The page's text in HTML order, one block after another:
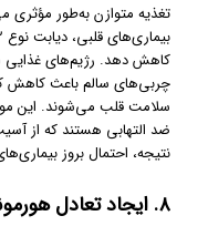
تغذیه متوازن به‌طور مؤثری
کاهش دهد. رژیم‌های غذایی
سلامت قلب می‌شوند. این
ضد التهابی هستند که از
نتیجه، احتمال بروز
۸. ایجاد تعادل هورمونی و بهبود سلامت باروری